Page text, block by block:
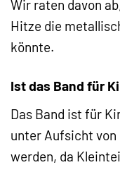
Wir raten davon
Hitze die
könnte.
Ist das Band für
Das Band ist für
unter Aufsicht
werden, da